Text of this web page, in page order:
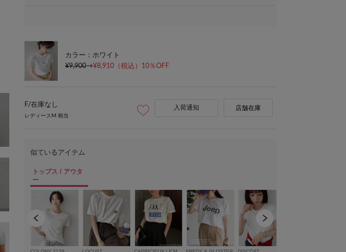
カラー：ホワイト
¥9,900→¥8,910 （税込）10％OFF
F/在庫なし
レディースM 相当
入荷通知 店舗在庫